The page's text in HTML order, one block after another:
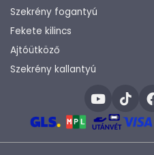
Szekrény fogantyú
Fekete kilincs
Ajtóütköző
Szekrény kallantyú